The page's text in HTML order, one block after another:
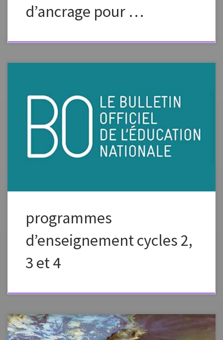
d’ancrage pour …
du cycle des apprentissages fondamentaux (cycle 2), du cycle de
consolidation (cycle 3) et du cycle des approfondissements (cycle 4)
Enseignements artistiques: – Programme pour le cycle 2 page 35 –
Programme pour le cycle 3 page 89 – Programme pour le cycle 4 page
270 Voir aussi sur Eduscol: […]
programmes
d’enseignement cycles 2,
3 et 4